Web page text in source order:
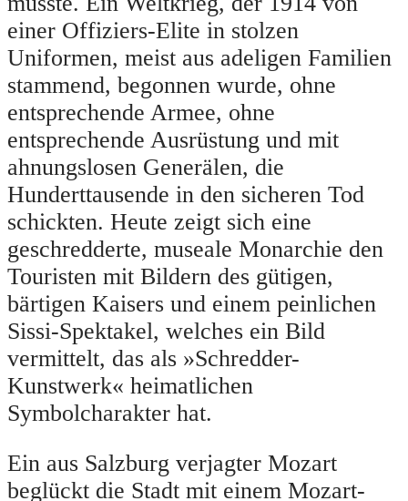
einer Offiziers-Elite in stolzen
Uniformen, meist aus adeligen Familien
stammend, begonnen wurde, ohne
entsprechende Armee, ohne
entsprechende Ausrüstung und mit
ahnungslosen Generälen, die
Hunderttausende in den sicheren Tod
schickten. Heute zeigt sich eine
geschredderte, museale Monarchie den
Touristen mit Bildern des gütigen,
bärtigen Kaisers und einem peinlichen
Sissi-Spektakel, welches ein Bild
vermittelt, das als »Schredder-
Kunstwerk« heimatlichen
Symbolcharakter hat.
Ein aus Salzburg verjagter Mozart
beglückt die Stadt mit einem Mozart-